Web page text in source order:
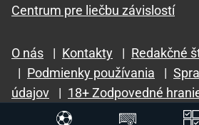
Centrum pre liečbu závislostí
O nás | Kontakty | Redakčné
| Podmienky používania |
údajov
| 18+ Zodpovedné
GTO Solutions, s.r.o.